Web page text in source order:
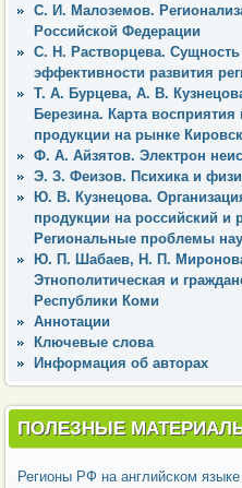
С. И. Малоземов.
Российской Федерации
С. Н. Растворцева.
эффективности развития
Т. А. Бурцева, А. В.
Березина. Карта
продукции на рынке
Ф. А. Айзятов. Электрон
Э. З. Феизов. Психика и
Ю. В. Кузнецова.
продукции на российский и
Региональные проблемы
Ю. П. Шабаев, Н. П.
Этнополитическая и
Республики Коми
Аннотации
Ключевые слова
Информация об авторах
ПОЛЕЗНЫЕ
Регионы РФ на английском языке